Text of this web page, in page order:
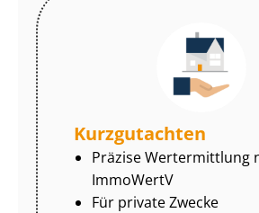
Kurzgutachten
Präzise Wertermittlung
ImmoWertV
Für private Zwecke